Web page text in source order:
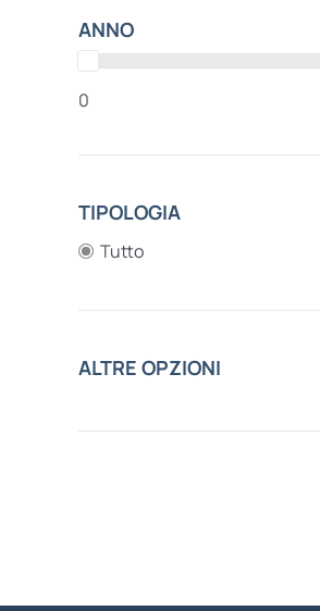
ANNO
0
TIPOLOGIA
Tutto
ALTRE OPZIONI